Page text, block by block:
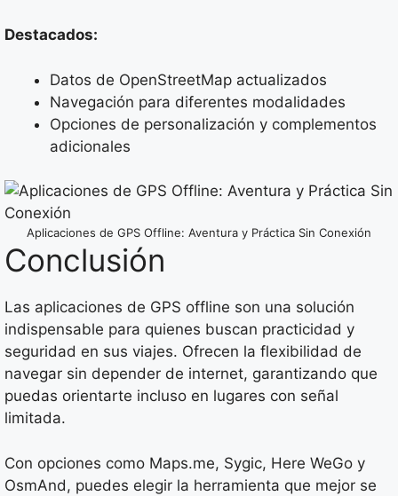
Destacados:
Datos de OpenStreetMap actualizados
Navegación para diferentes modalidades
Opciones de personalización y complementos
adicionales
Aplicaciones de GPS Offline: Aventura y Práctica Sin Conexión
Conclusión
Las aplicaciones de GPS offline son una solución
indispensable para quienes buscan practicidad y
seguridad en sus viajes. Ofrecen la flexibilidad de
navegar sin depender de internet, garantizando que
puedas orientarte incluso en lugares con señal
limitada.
Con opciones como Maps.me, Sygic, Here WeGo y
OsmAnd, puedes elegir la herramienta que mejor se